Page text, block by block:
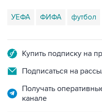
УЕФА ФИФА футбол
Купить подписку на
Подписаться на
Получать
канале